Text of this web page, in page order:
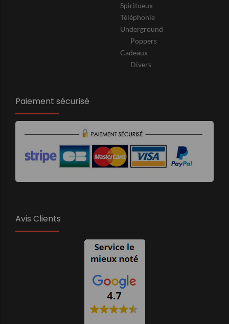
Spiritueux
Téléphonie
Underground
Poppers
Cadeaux
Divers
Paiement sécurisé
Avis Clients